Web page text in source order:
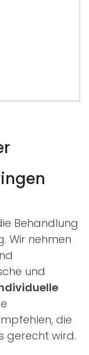
Behandlung
Wir nehmen
und
die
gerecht wird.